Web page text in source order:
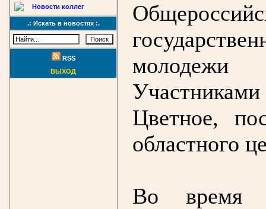
Новости коллег
.: Искать в новостях :.
RSS
ВЫХОД
Цветное,
областного
Во время